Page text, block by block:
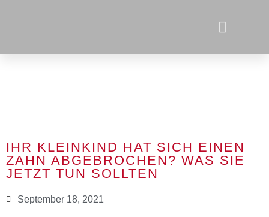
IHR KLEINKIND HAT SICH EINEN
ZAHN ABGEBROCHEN? WAS SIE
JETZT TUN SOLLTEN
September 18, 2021